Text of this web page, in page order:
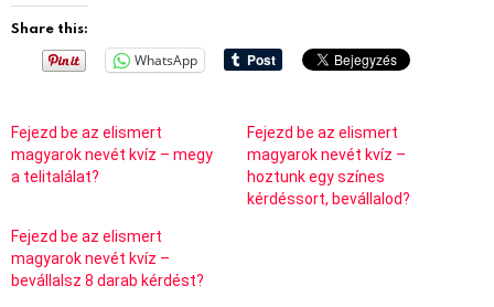
Share this:
WhatsApp
Fejezd be az elismert
magyarok nevét kvíz – megy
a telitalálat?
Fejezd be az elismert
magyarok nevét kvíz –
hoztunk egy színes
kérdéssort, bevállalod?
Fejezd be az elismert
magyarok nevét kvíz –
bevállalsz 8 darab kérdést?